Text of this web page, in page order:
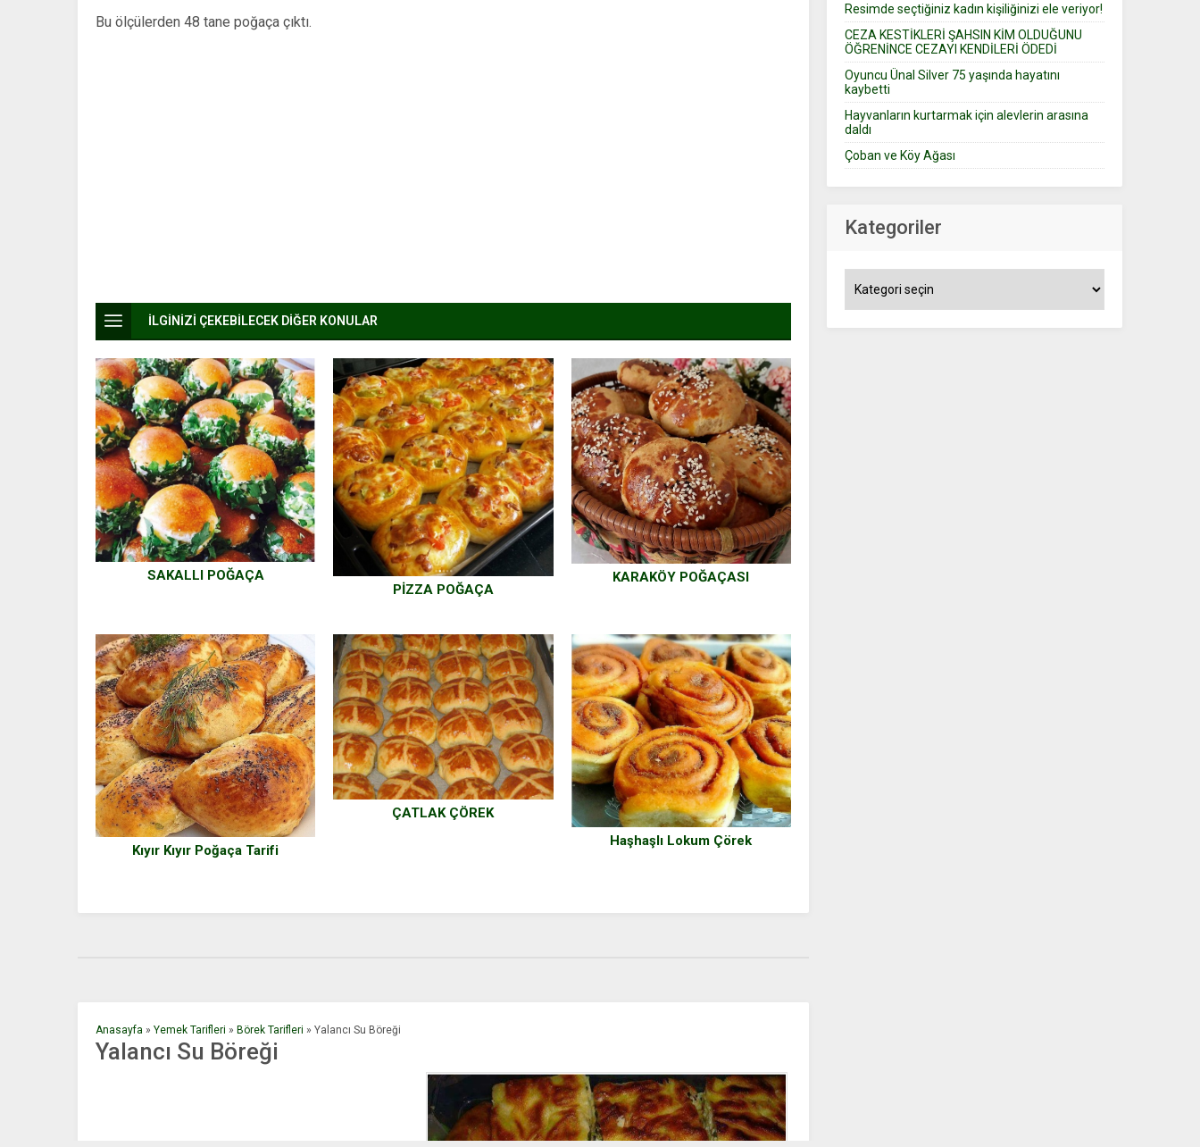
Resimde seçtiğiniz kadın kişiliğinizi ele veriyor!
CEZA KESTİKLERİ ŞAHSIN KİM OLDUĞUNU
ÖĞRENİNCE CEZAYI KENDİLERİ ÖDEDİ
Oyuncu Ünal Silver 75 yaşında hayatını
kaybetti
Hayvanların kurtarmak için alevlerin arasına
daldı
Çoban ve Köy Ağası
Kategoriler
Bu ölçülerden 48 tane poğaça çıktı.
İLGİNİZİ ÇEKEBİLECEK DİĞER KONULAR
SAKALLI POĞAÇA
PİZZA POĞAÇA
KARAKÖY POĞAÇASI
Kıyır Kıyır Poğaça Tarifi
ÇATLAK ÇÖREK
Haşhaşlı Lokum Çörek
Anasayfa » Yemek Tarifleri » Börek Tarifleri » Yalancı Su Böreği
Yalancı Su Böreği